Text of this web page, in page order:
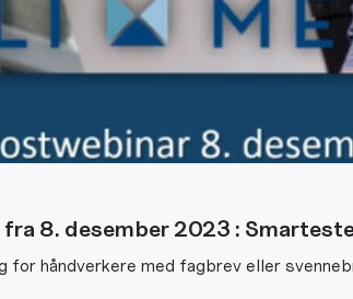
8. desember 2023 :
håndverkere med fagbrev eller